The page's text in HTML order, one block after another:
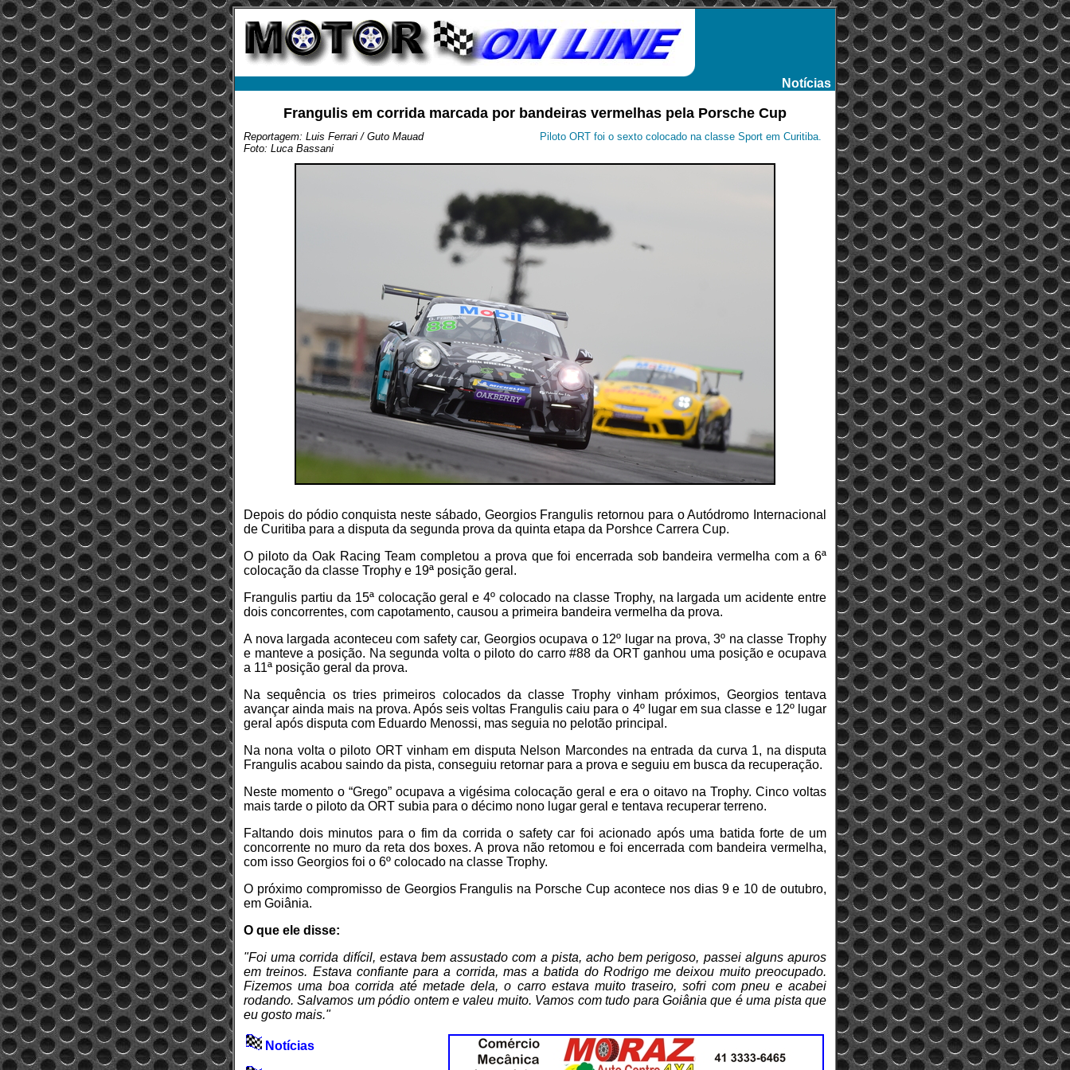
Notícias
Frangulis em corrida marcada por bandeiras vermelhas pela Porsche Cup
Reportagem: Luis Ferrari / Guto Mauad
Foto: Luca Bassani
Piloto ORT foi o sexto colocado na classe Sport em Curitiba.
Depois do pódio conquista neste sábado, Georgios Frangulis retornou para o Autódromo Internacional
de Curitiba para a disputa da segunda prova da quinta etapa da Porshce Carrera Cup.
O piloto da Oak Racing Team completou a prova que foi encerrada sob bandeira vermelha com a 6ª
colocação da classe Trophy e 19ª posição geral.
Frangulis partiu da 15ª colocação geral e 4º colocado na classe Trophy, na largada um acidente entre
dois concorrentes, com capotamento, causou a primeira bandeira vermelha da prova.
A nova largada aconteceu com safety car, Georgios ocupava o 12º lugar na prova, 3º na classe Trophy
e manteve a posição. Na segunda volta o piloto do carro #88 da ORT ganhou uma posição e ocupava
a 11ª posição geral da prova.
Na sequência os tries primeiros colocados da classe Trophy vinham próximos, Georgios tentava
avançar ainda mais na prova. Após seis voltas Frangulis caiu para o 4º lugar em sua classe e 12º lugar
geral após disputa com Eduardo Menossi, mas seguia no pelotão principal.
Na nona volta o piloto ORT vinham em disputa Nelson Marcondes na entrada da curva 1, na disputa
Frangulis acabou saindo da pista, conseguiu retornar para a prova e seguiu em busca da recuperação.
Neste momento o “Grego” ocupava a vigésima colocação geral e era o oitavo na Trophy. Cinco voltas
mais tarde o piloto da ORT subia para o décimo nono lugar geral e tentava recuperar terreno.
Faltando dois minutos para o fim da corrida o safety car foi acionado após uma batida forte de um
concorrente no muro da reta dos boxes. A prova não retomou e foi encerrada com bandeira vermelha,
com isso Georgios foi o 6º colocado na classe Trophy.
O próximo compromisso de Georgios Frangulis na Porsche Cup acontece nos dias 9 e 10 de outubro,
em Goiânia.
O que ele disse:
"Foi uma corrida difícil, estava bem assustado com a pista, acho bem perigoso, passei alguns apuros
em treinos. Estava confiante para a corrida, mas a batida do Rodrigo me deixou muito preocupado.
Fizemos uma boa corrida até metade dela, o carro estava muito traseiro, sofri com pneu e acabei
rodando. Salvamos um pódio ontem e valeu muito. Vamos com tudo para Goiânia que é uma pista que
eu gosto mais."
Notícias